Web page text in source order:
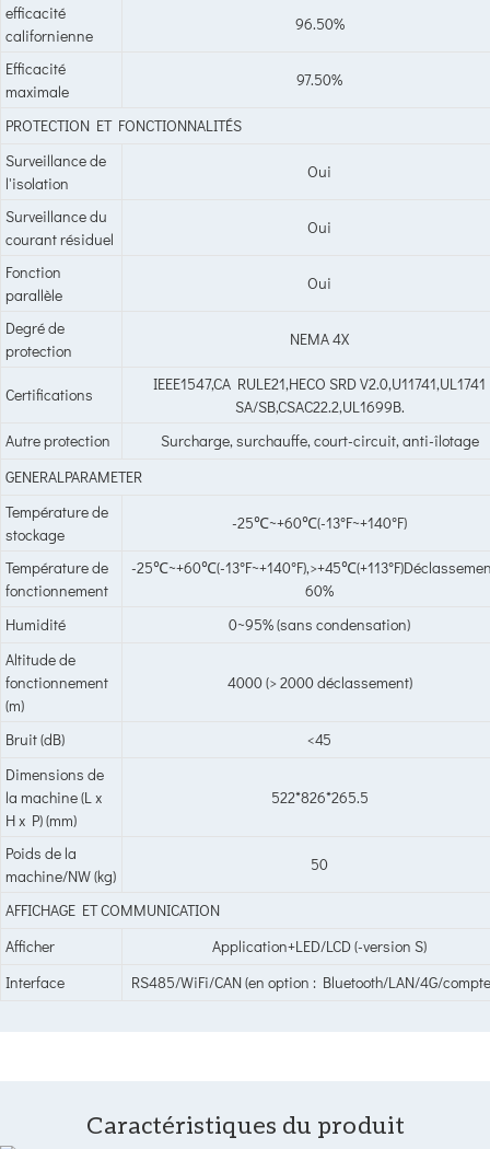
efficacité
californienne
96.50%
Efficacité
maximale
97.50%
PROTECTION ET FONCTIONNALITÉS
Surveillance de
l'isolation
Oui
Surveillance du
courant résiduel
Oui
Fonction
parallèle
Oui
Degré de
protection
NEMA 4X
Certifications
IEEE1547,CA RULE21,HECO SRD V2.0,U11741,UL1741
SA/SB,CSAC22.2,UL1699B.
Autre protection
Surcharge, surchauffe, court-circuit, anti-îlotage
GENERALPARAMETER
Température de
stockage
-25℃~+60℃(-13°F~+140°F)
Température de
fonctionnement
-25℃~+60℃(-
60%
Humidité
0~95% (sans condensation)
Altitude de
fonctionnement
(m)
4000 (> 2000 déclassement)
Bruit (dB)
<45
Dimensions de
la machine (L x
H x P) (mm)
522*826*265.5
Poids de la
machine/NW (kg)
50
AFFICHAGE ET COMMUNICATION
Afficher
Application+LED/LCD (-version S)
Interface
RS485/WiFi/CAN (en option : Bluetooth/LAN/4G/
Caractéristiques du produit